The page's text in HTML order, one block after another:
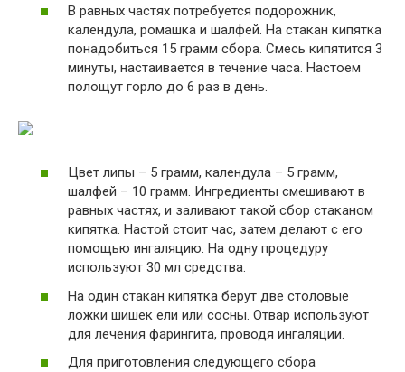
В равных частях потребуется подорожник,
календула, ромашка и шалфей. На стакан кипятка
понадобиться 15 грамм сбора. Смесь кипятится 3
минуты, настаивается в течение часа. Настоем
полощут горло до 6 раз в день.
Цвет липы – 5 грамм, календула – 5 грамм,
шалфей – 10 грамм. Ингредиенты смешивают в
равных частях, и заливают такой сбор стаканом
кипятка. Настой стоит час, затем делают с его
помощью ингаляцию. На одну процедуру
используют 30 мл средства.
На один стакан кипятка берут две столовые
ложки шишек ели или сосны. Отвар используют
для лечения фарингита, проводя ингаляции.
Для приготовления следующего сбора